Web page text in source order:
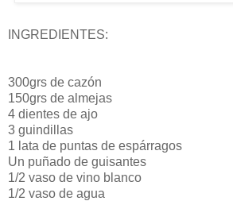
INGREDIENTES:
300grs de cazón
150grs de almejas
4 dientes de ajo
3 guindillas
1 lata de puntas de espárragos
Un puñado de guisantes
1/2 vaso de vino blanco
1/2 vaso de agua